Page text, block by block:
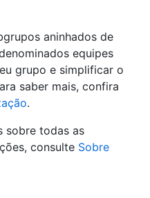
aninhados de
equipes
grupo e simplificar o
saber mais, confira
.
sobre todas as
consulte Sobre